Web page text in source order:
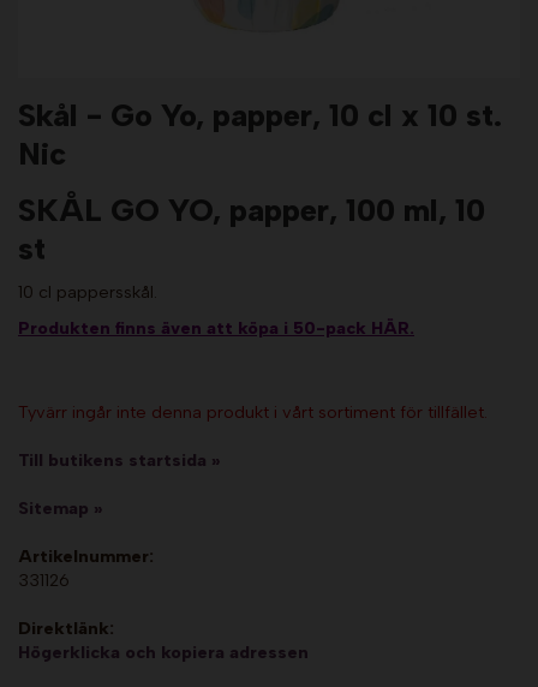
Skål - Go Yo, papper, 10 cl x 10 st.
Nic
SKÅL GO YO, papper, 100 ml, 10
st
10 cl pappersskål.
Produkten finns även att köpa i 50-pack HÄR.
Tyvärr ingår inte denna produkt i vårt sortiment för tillfället.
Till butikens startsida »
Sitemap »
Artikelnummer:
331126
Direktlänk:
Högerklicka och kopiera adressen